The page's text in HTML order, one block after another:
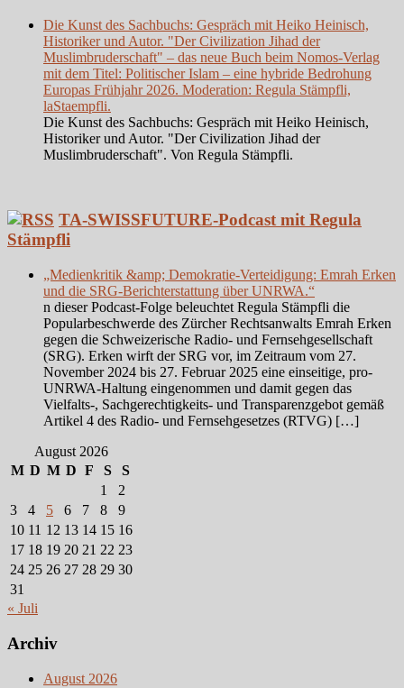
Die Kunst des Sachbuchs: Gespräch mit Heiko Heinisch,
Historiker und Autor. "Der Civilization Jihad der
Muslimbruderschaft" – das neue Buch beim Nomos-Verlag
mit dem Titel: Politischer Islam – eine hybride Bedrohung
Europas Frühjahr 2026. Moderation: Regula Stämpfli,
laStaempfli.
Die Kunst des Sachbuchs: Gespräch mit Heiko Heinisch,
Historiker und Autor. "Der Civilization Jihad der
Muslimbruderschaft". Von Regula Stämpfli.
TA-SWISSFUTURE-Podcast mit Regula
Stämpfli
„Medienkritik &amp; Demokratie-Verteidigung: Emrah Erken
und die SRG-Berichterstattung über UNRWA.“
n dieser Podcast-Folge beleuchtet Regula Stämpfli die
Popularbeschwerde des Zürcher Rechtsanwalts Emrah Erken
gegen die Schweizerische Radio- und Fernsehgesellschaft
(SRG). Erken wirft der SRG vor, im Zeitraum vom 27.
November 2024 bis 27. Februar 2025 eine einseitige, pro-
UNRWA-Haltung eingenommen und damit gegen das
Vielfalts-, Sachgerechtigkeits- und Transparenzgebot gemäß
Artikel 4 des Radio- und Fernsehgesetzes (RTVG) […]
August 2026
M D M D F S
S
1
2
3
4 5 6 7 8
9
10 11 12 13 14 15 16
17 18 19 20 21 22 23
24 25 26 27 28 29 30
31
« Juli
Archiv
August 2026